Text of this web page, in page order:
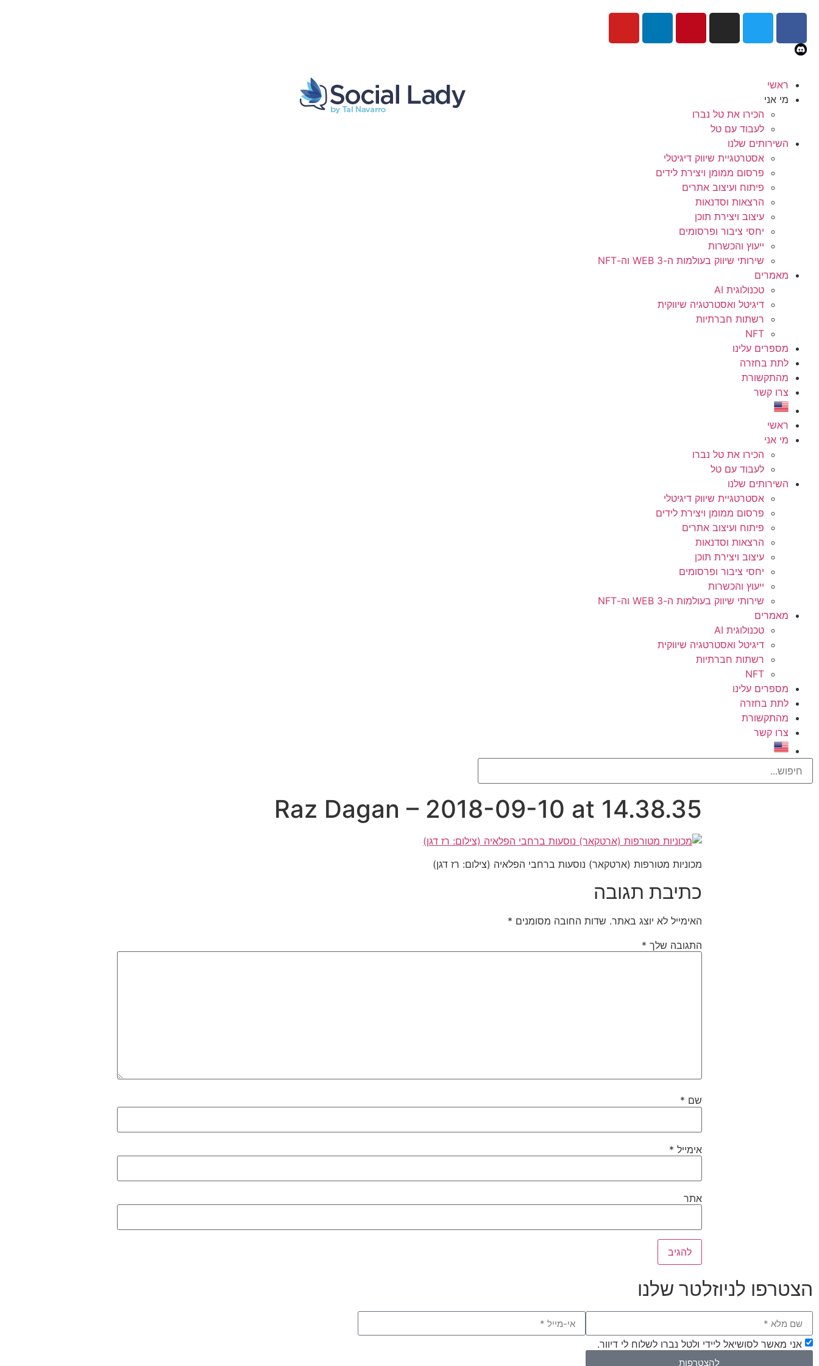
ראשי
מי אני
הכירו את טל נברו
לעבוד עם טל
השירותים שלנו
אסטרטגיית שיווק דיגיטלי
פרסום ממומן ויצירת לידים
פיתוח ועיצוב אתרים
הרצאות וסדנאות
עיצוב ויצירת תוכן
יחסי ציבור ופרסומים
ייעוץ והכשרות
שירותי שיווק בעולמות ה-WEB 3 וה-NFT
מאמרים
טכנולוגית AI
דיגיטל ואסטרטגיה שיווקית
רשתות חברתיות
NFT
מספרים עלינו
לתת בחזרה
מהתקשורת
צרו קשר
ראשי
מי אני
הכירו את טל נברו
לעבוד עם טל
השירותים שלנו
אסטרטגיית שיווק דיגיטלי
פרסום ממומן ויצירת לידים
פיתוח ועיצוב אתרים
הרצאות וסדנאות
עיצוב ויצירת תוכן
יחסי ציבור ופרסומים
ייעוץ והכשרות
שירותי שיווק בעולמות ה-WEB 3 וה-NFT
מאמרים
טכנולוגית AI
דיגיטל ואסטרטגיה שיווקית
רשתות חברתיות
NFT
מספרים עלינו
לתת בחזרה
מהתקשורת
צרו קשר
Raz Dagan – 2018-09-10 at 14.38.35
מכוניות מטורפות (ארטקאר) נוסעות ברחבי הפלאיה (צילום: רז דגן)
כתיבת תגובה
האימייל לא יוצג באתר. שדות החובה מסומנים *
התגובה שלך *
שם *
אימייל *
אתר
הצטרפו לניוזלטר שלנו
אני מאשר לסושיאל ליידי ולטל נברו לשלוח לי דיוור.
להצטרפות